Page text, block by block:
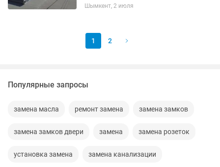
новейшими наплавляемыми
Шымкент, 2 июля
1 2
Популярные запросы
замена масла ремонт замена замена замков
замена замков двери замена замена розеток
установка замена замена канализации